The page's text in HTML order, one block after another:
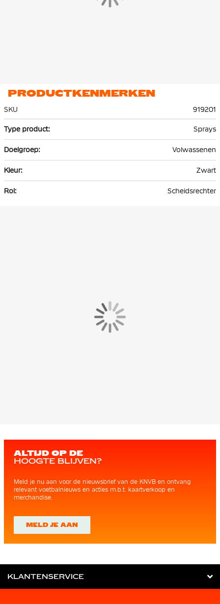
PRODUCTKENMERKEN
SKU
919201
informatie
Sprays
Volwassenen
Zwart
Scheidsrechter
ALTIJD OP DE
HOOGTE BLIJVEN?
Meld je nu aan voor de nieuwsbrief van de KNVB en ontvang
relevant voetbalnieuws en acties m.b.t. kaartverkoop en
merchandise.
MELD JE AAN
KLANTENSERVICE